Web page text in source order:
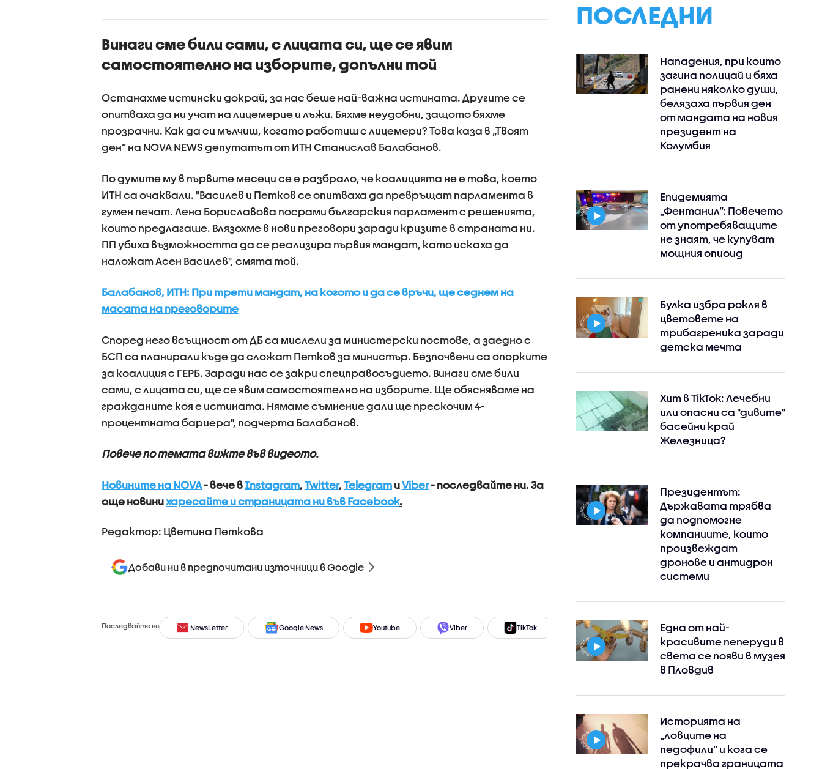
Винаги сме били сами, с лицата си, ще се явим
самостоятелно на изборите, допълни той
Останахме истински докрай, за нас беше най-важна истината. Другите се
опитваха да ни учат на лицемерие и лъжи. Бяхме неудобни, защото бяхме
прозрачни. Как да си мълчиш, когато работиш с лицемери? Това каза в „Твоят
ден” на NOVA NEWS депутатът от ИТН Станислав Балабанов.
По думите му в първите месеци се е разбрало, че коалицията не е това, което
ИТН са очаквали. "Василев и Петков се опитваха да превръщат парламента в
гумен печат. Лена Бориславова посрами българския парламент с решенията,
които предлагаше. Влязохме в нови преговори заради кризите в страната ни.
ПП убиха възможността да се реализира първия мандат, като искаха да
наложат Асен Василев", смята той.
Балабанов, ИТН: При трети мандат, на когото и да се връчи, ще седнем на
масата на преговорите
Според него всъщност от ДБ са мислели за министерски постове, а заедно с
БСП са планирали къде да сложат Петков за министър. Безпочвени са опорките
за коалиция с ГЕРБ. Заради нас се закри спецправосъдието. Винаги сме били
сами, с лицата си, ще се явим самостоятелно на изборите. Ще обясняваме на
гражданите коя е истината. Нямаме съмнение дали ще прескочим 4-
процентната бариера", подчерта Балабанов.
Повече по темата вижте във видеото.
Новините на NOVA- вече вInstagram, Twitter, TelegramиViber- последвайте ни.За
още новинихаресайте и страницата ни във Facebook.
Редактор: Цветина Петкова
Добави ни в предпочитани източници в Google
Последвайте ни NewsLetter Google News Youtube Viber TikTok Instagram Facebook
ПОСЛЕДНИ
Нападения, при които
загина полицай и бяха
ранени няколко души,
белязаха първия ден
от мандата на новия
президент на
Колумбия
Епидемията
„Фентанил”: Повечето
от употребяващите
не знаят, че купуват
мощния опиоид
Булка избра рокля в
цветовете на
трибагреника заради
детска мечта
Хит в TikTok: Лечебни
или опасни са "дивите"
басейни край
Железница?
Президентът:
Държавата трябва
да подпомогне
компаниите, които
произвеждат
дронове и антидрон
системи
Една от най-
красивите пеперуди в
света се появи в музея
в Пловдив
Историята на
„ловците на
педофили” и кога се
прекрачва границата